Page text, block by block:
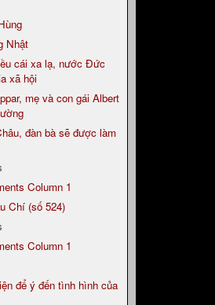
Nhật
cái xa lạ, nước Đức
xã hội
mẹ và con gái Albert
đàn bà sẽ được làm
Column 1
Chí (số 524)
Column 1
để ý đến tình hình của